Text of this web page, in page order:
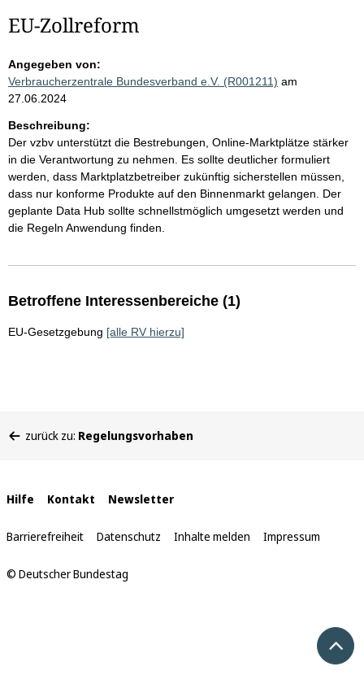
EU-Zollreform
Angegeben von:
Verbraucherzentrale Bundesverband e.V. (R001211) am
27.06.2024
Beschreibung:
Der vzbv unterstützt die Bestrebungen, Online-Marktplätze stärker
in die Verantwortung zu nehmen. Es sollte deutlicher formuliert
werden, dass Marktplatzbetreiber zukünftig sicherstellen müssen,
dass nur konforme Produkte auf den Binnenmarkt gelangen. Der
geplante Data Hub sollte schnellstmöglich umgesetzt werden und
die Regeln Anwendung finden.
Betroffene Interessenbereiche (1)
EU-Gesetzgebung [alle RV hierzu]
befinden
zurück zu: Regelungsvorhaben
Interne
Links
Hilfe Kontakt Newsletter
Barrierefreiheit Datenschutz Inhalte melden Impressum
© Deutscher Bundestag